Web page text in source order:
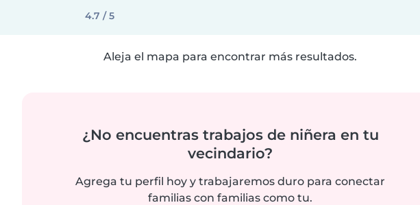
4.7 / 5
Aleja el mapa para encontrar más resultados.
¿No encuentras trabajos de niñera en tu
vecindario?
Agrega tu perfil hoy y trabajaremos duro para conectar
familias con familias como tu.